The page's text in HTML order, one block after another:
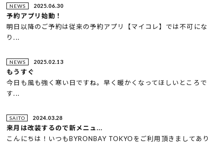
NEWS 2025.06.30
予約アプリ始動！
明日以降のご予約は従来の予約アプリ【マイコレ】では不可にな
り...
NEWS 2025.02.13
もうすぐ
今日も風も強く寒い日ですね。早く暖かくなってほしいところで
す...
SAITO 2024.03.28
来月は改装するので新メニュ...
こんにちは！いつもBYRONBAY TOKYOをご利用頂きましてあり